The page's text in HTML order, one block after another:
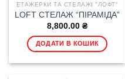
ЕТАЖЕРКИ ТА СТЕЛАЖІ "ЛОФТ"
LOFT СТЕЛАЖ “ПІРАМІДА”
8,800.00 ₴
ДОДАТИ В КОШИК